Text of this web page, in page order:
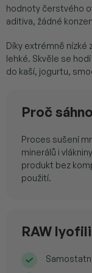
hodnoty čerstvého
aditiva, žádné
Díky extrémně nízké
lehké. Skvěle se
do kaší, jogurtu,
Proč
Proces sušení
minerálů i
produkt bez
použití.
RAW